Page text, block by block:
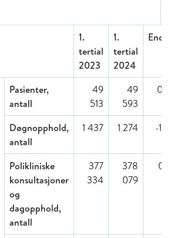
1.
tertial
2023
1.
tertial
2024
Pasienter,
antall
49
513
49
593
0 %
Døgnopphold,
antall
1 437 1 274 -11
Polikliniske
konsultasjoner
og
dagopphold,
antall
377
334
378
079
0